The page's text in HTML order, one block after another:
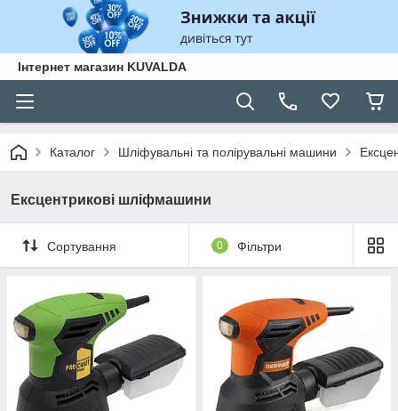
Інтернет магазин KUVALDA
Каталог Шліфувальні та полірувальні машини
Ексцентрикові шліфмашини
Сортування 0 Фільтри